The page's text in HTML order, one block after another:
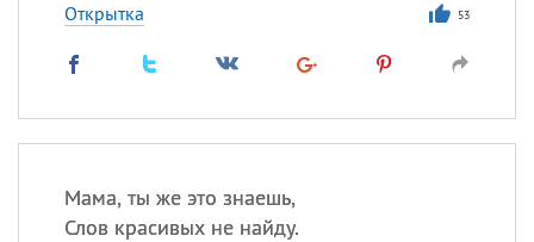
Открытка 53
Мама, ты же это знаешь,
Слов красивых не найду.